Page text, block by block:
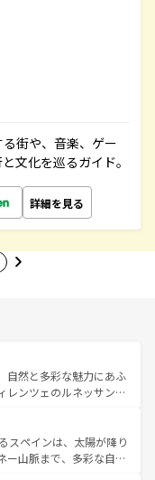
街や、音楽、ゲー
文化を巡るガイド。
詳細を見る
自然と多彩な魅力にあふ
レンツェのルネッサンス
やアマルフィ海岸の絶
観光の合間には、本場の
ア料理を堪能することも
スペインは、太陽が降り
ー山脈まで、多彩な自然